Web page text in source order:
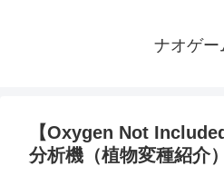
ナオゲー
【Oxygen Not
分析機（植物変種紹介）